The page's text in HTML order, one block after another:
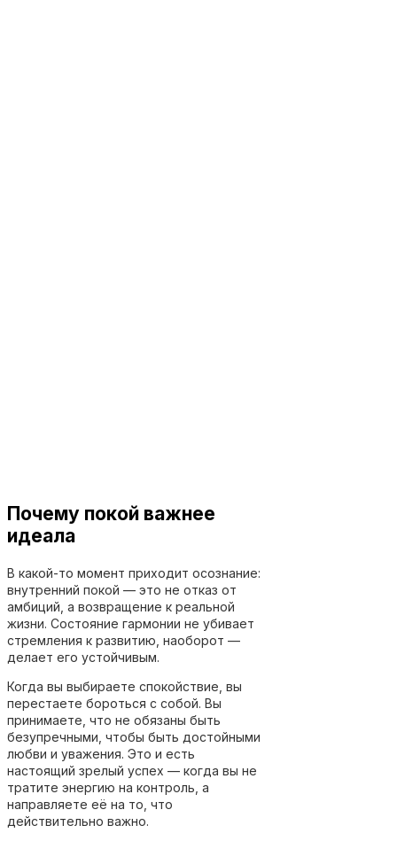
Почему покой важнее
идеала
В какой-то момент приходит осознание:
внутренний покой — это не отказ от
амбиций, а возвращение к реальной
жизни. Состояние гармонии не убивает
стремления к развитию, наоборот —
делает его устойчивым.
Когда вы выбираете спокойствие, вы
перестаете бороться с собой. Вы
принимаете, что не обязаны быть
безупречными, чтобы быть достойными
любви и уважения. Это и есть
настоящий зрелый успех — когда вы не
тратите энергию на контроль, а
направляете её на то, что
действительно важно.